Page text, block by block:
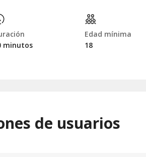
minutos
Edad mínima
18
de usuarios